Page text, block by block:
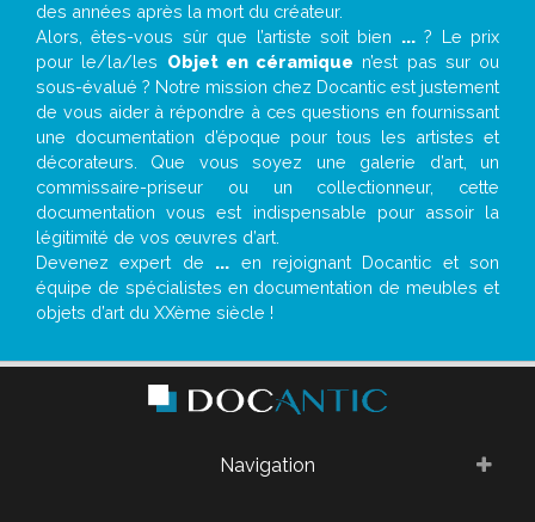
des années après la mort du créateur.
Alors, êtes-vous sûr que l’artiste soit bien ...? Le prix
pour le/la/les Objet en céramique n’est pas sur ou
sous-évalué ? Notre mission chez Docantic est justement
de vous aider à répondre à ces questions en fournissant
une documentation d’époque pour tous les artistes et
décorateurs. Que vous soyez une galerie d’art, un
commissaire-priseur ou un collectionneur, cette
documentation vous est indispensable pour assoir la
légitimité de vos œuvres d’art.
Devenez expert de ... en rejoignant Docantic et son
équipe de spécialistes en documentation de meubles et
objets d’art du XXème siècle !
Navigation